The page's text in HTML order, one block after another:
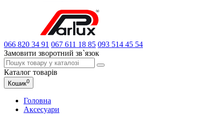
066 820 34 91 067 611 18 85 093 514 45 54
Замовити зворотний зв`язок
Каталог товарів
Кошик0
Головна
Аксесуари